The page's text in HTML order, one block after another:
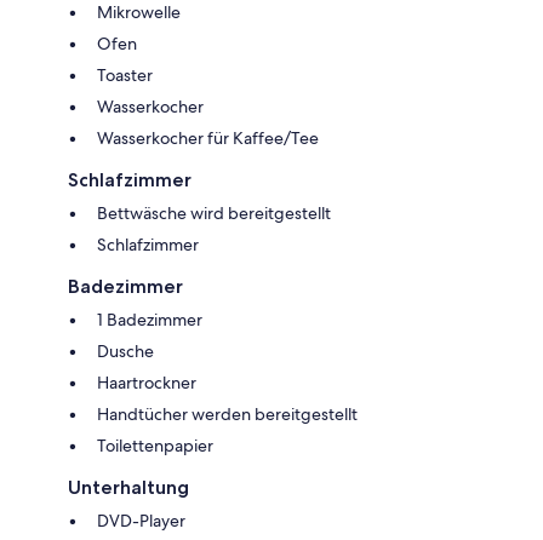
Mikrowelle
Ofen
Toaster
Wasserkocher
Wasserkocher für Kaffee/Tee
Schlafzimmer
Bettwäsche wird bereitgestellt
Schlafzimmer
Badezimmer
1 Badezimmer
Dusche
Haartrockner
Handtücher werden bereitgestellt
Toilettenpapier
Unterhaltung
DVD-Player